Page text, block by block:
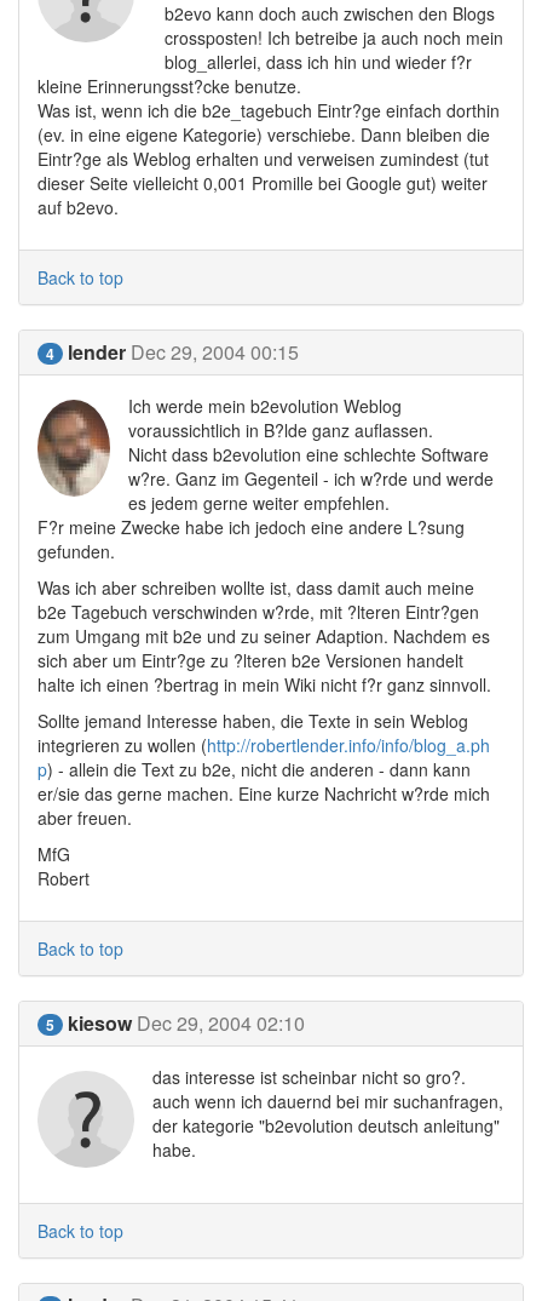
b2evo kann doch auch zwischen den Blogs
crossposten! Ich betreibe ja auch noch mein
blog_allerlei, dass ich hin und wieder f?r
kleine Erinnerungsst?cke benutze.
Was ist, wenn ich die b2e_tagebuch Eintr?ge einfach dorthin
(ev. in eine eigene Kategorie) verschiebe. Dann bleiben die
Eintr?ge als Weblog erhalten und verweisen zumindest (tut
dieser Seite vielleicht 0,001 Promille bei Google gut) weiter
auf b2evo.
Back to top
4 lender Dec 29, 2004 00:15
Ich werde mein b2evolution Weblog
voraussichtlich in B?lde ganz auflassen.
Nicht dass b2evolution eine schlechte Software
w?re. Ganz im Gegenteil - ich w?rde und werde
es jedem gerne weiter empfehlen.
F?r meine Zwecke habe ich jedoch eine andere L?sung
gefunden.
Was ich aber schreiben wollte ist, dass damit auch meine
b2e Tagebuch verschwinden w?rde, mit ?lteren Eintr?gen
zum Umgang mit b2e und zu seiner Adaption. Nachdem es
sich aber um Eintr?ge zu ?lteren b2e Versionen handelt
halte ich einen ?bertrag in mein Wiki nicht f?r ganz sinnvoll.
Sollte jemand Interesse haben, die Texte in sein Weblog
integrieren zu wollen (http://robertlender.info/info/blog_a.ph
p) - allein die Text zu b2e, nicht die anderen - dann kann
er/sie das gerne machen. Eine kurze Nachricht w?rde mich
aber freuen.
MfG
Robert
Back to top
5 kiesow Dec 29, 2004 02:10
das interesse ist scheinbar nicht so gro?.
auch wenn ich dauernd bei mir suchanfragen,
der kategorie "b2evolution deutsch anleitung"
habe.
Back to top